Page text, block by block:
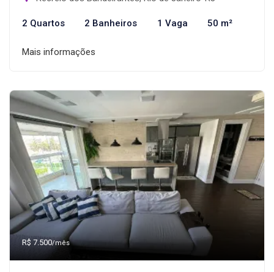
2 Quartos 2 Banheiros 1 Vaga 50 m²
Mais informações
R$ 7.500/mês